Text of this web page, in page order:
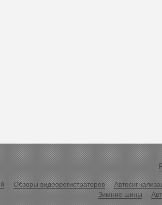
Обзоры видеорегистраторов
Зимние шины